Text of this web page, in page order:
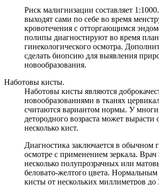
Риск малигнизации составляет
выходят сами по себе во время
кровотечения с отторгающимся
полипы диагностируют во время
гинекологического осмотра.
сделать биопсию для выявления
новообразования.
Наботовы кисты.
Наботовы кисты являются
новообразованиями в тканях
считаются вариантом нормы. У
детородного возраста может вырасти
несколько кист.
Диагностика заключается в обычном
осмотре с применением зеркала.
несколько полупрозрачных или
беловато-желтого цвета. Нормальным
кисты от нескольких миллиметров до